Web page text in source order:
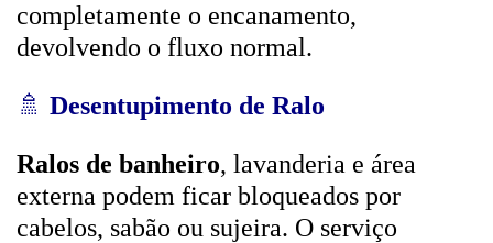
completamente o encanamento,
devolvendo o fluxo normal.
🚿 Desentupimento de Ralo
Ralos de banheiro, lavanderia e área
externa podem ficar bloqueados por
cabelos, sabão ou sujeira. O serviço